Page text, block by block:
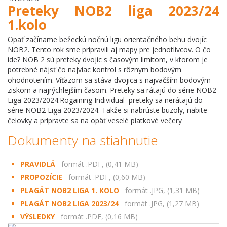
Preteky NOB2 liga 2023/24
1.kolo
Opäť začíname bežeckú nočnú ligu orientačného behu dvojíc
NOB2. Tento rok sme pripravili aj mapy pre jednotlivcov. O čo
ide? NOB 2 sú preteky dvojíc s časovým limitom, v ktorom je
potrebné nájsť čo najviac kontrol s rôznym bodovým
ohodnotením. Víťazom sa stáva dvojica s najväčším bodovým
ziskom a najrýchlejším časom. Preteky sa rátajú do série NOB2
Liga 2023/2024.Rogaining Individual preteky sa nerátajú do
série NOB2 Liga 2023/2024. Takže si nabrúste buzoly, nabite
čelovky a pripravte sa na opäť veselé piatkové večery
Dokumenty na stiahnutie
PRAVIDLÁ
formát .PDF, (0,41 MB)
PROPOZÍCIE
formát .PDF, (0,60 MB)
PLAGÁT NOB2 LIGA 1. KOLO
formát .JPG, (1,31 MB)
PLAGÁT NOB2 LIGA 2023/24
formát .JPG, (1,27 MB)
VÝSLEDKY
formát .PDF, (0,16 MB)